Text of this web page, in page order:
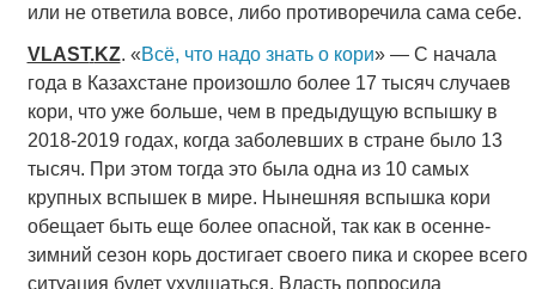
или не ответила вовсе, либо противоречила сама себе.
VLAST.KZ. «Всё, что надо знать о кори» — С начала
года в Казахстане произошло более 17 тысяч случаев
кори, что уже больше, чем в предыдущую вспышку в
2018-2019 годах, когда заболевших в стране было 13
тысяч. При этом тогда это была одна из 10 самых
крупных вспышек в мире. Нынешняя вспышка кори
обещает быть еще более опасной, так как в осенне-
зимний сезон корь достигает своего пика и скорее всего
ситуация будет ухудшаться. Власть попросила